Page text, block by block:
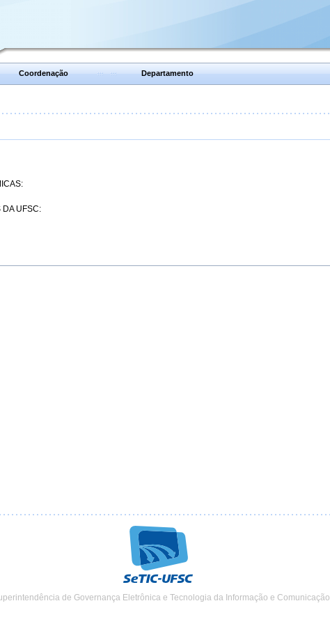
Coordenação Departamento
DA UFSC:
de Governança Eletrônica e Tecnologia da Informação e Comunicação